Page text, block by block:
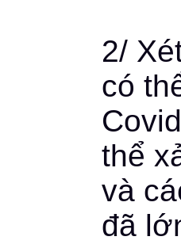
2/
có
thể
và
đã